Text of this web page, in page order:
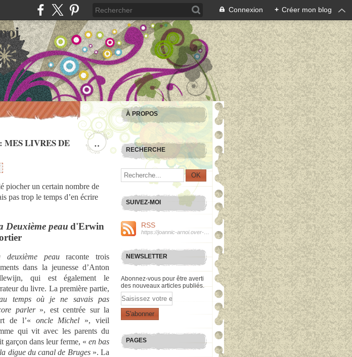
Connexion + Créer mon blog
…
MES LIVRES DE
piocher un certain nombre de
pas trop le temps d’en écrire
Deuxième peau d'Erwin
deuxième peau
raconte trois
dans la jeunesse d’Anton
qui est également le
du livre. La première partie,
temps où je ne savais pas
parler», est centrée sur la
de l’« oncle Michel », vieil
qui vit avec les parents du
garçon dans leur ferme, « en bas
digue du canal de Bruges». La
À PROPOS
RECHERCHE
SUIVEZ-MOI
RSS
NEWSLETTER
Abonnez-vous pour être averti
des nouveaux articles publiés.
Email
PAGES